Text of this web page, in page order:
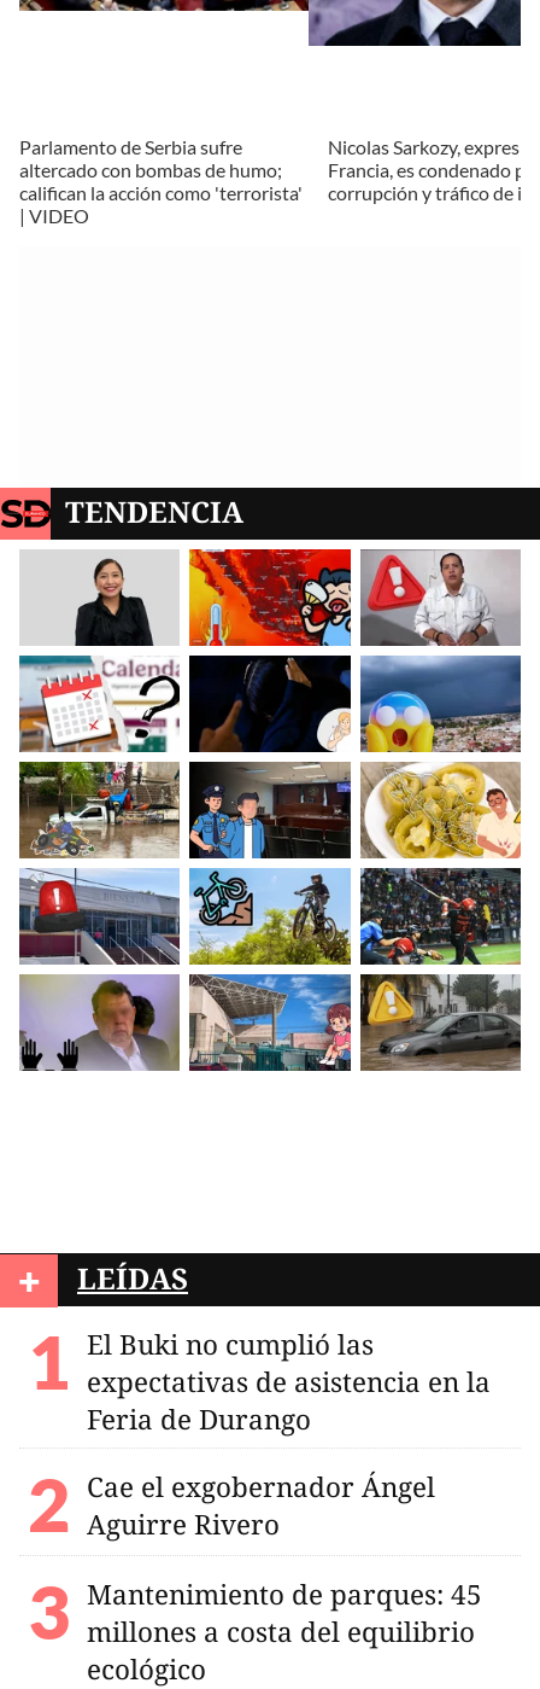
Parlamento de Serbia sufre
altercado con bombas de humo;
califican la acción como 'terrorista'
| VIDEO
Nicolas Sarkozy,
Francia, es condenado
corrupción y tráfico de
TENDENCIA
+ LEÍDAS
El Buki no cumplió las
expectativas de asistencia en la
Feria de Durango
Cae el exgobernador Ángel
Aguirre Rivero
Mantenimiento de parques: 45
millones a costa del equilibrio
ecológico